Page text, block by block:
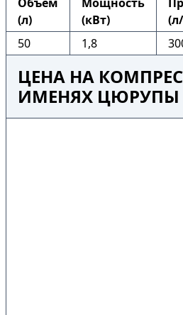
(л)
(кВт)
50
1,8
ЦЕНА НА
ИМЕНЯХ ЦЮРУПЫ